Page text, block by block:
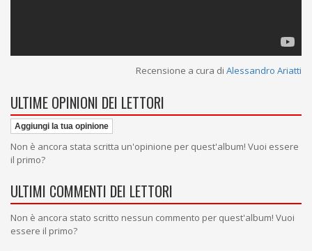
Recensione a cura di Alessandro Ariatti
ULTIME OPINIONI DEI LETTORI
Aggiungi la tua opinione
Non è ancora stata scritta un'opinione per quest'album! Vuoi essere
il primo?
ULTIMI COMMENTI DEI LETTORI
Non è ancora stato scritto nessun commento per quest'album! Vuoi
essere il primo?